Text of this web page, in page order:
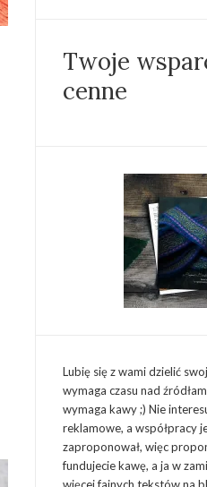
Twoje
cenne
Lubię się z wami dzielić
wymaga czasu nad
wymaga kawy ;) Nie
reklamowe, a współpracy
zaproponował, więc
fundujecie kawę, a ja w